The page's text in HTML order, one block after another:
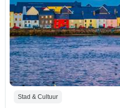
Stad & Cultuur